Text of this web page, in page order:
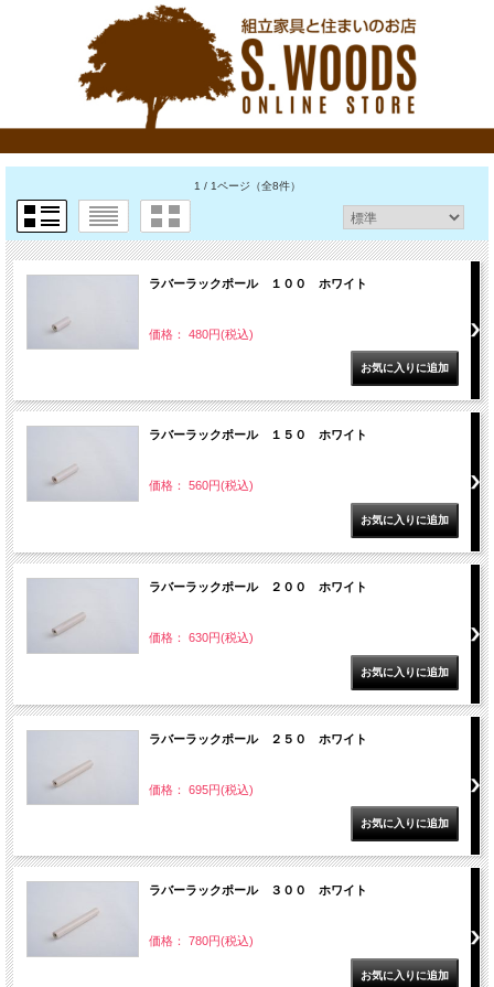
1 / 1ページ （全8件）
ラバーラックポール １００ ホワイト
価格： 480円(税込)
ラバーラックポール １５０ ホワイト
価格： 560円(税込)
ラバーラックポール ２００ ホワイト
価格： 630円(税込)
ラバーラックポール ２５０ ホワイト
価格： 695円(税込)
ラバーラックポール ３００ ホワイト
価格： 780円(税込)